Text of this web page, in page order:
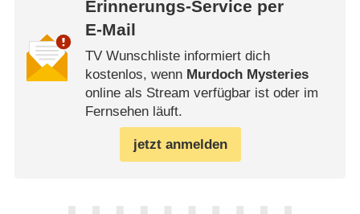
Erinnerungs-Service per
E-Mail
TV Wunschliste informiert dich
kostenlos, wenn Murdoch Mysteries
online als Stream verfügbar ist oder im
Fernsehen läuft.
jetzt anmelden